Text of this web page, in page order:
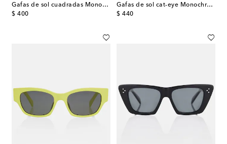
Gafas de sol cuadradas Monochroms
$ 400
original price
Gafas de sol cat-eye Monochroms
$ 440
original price